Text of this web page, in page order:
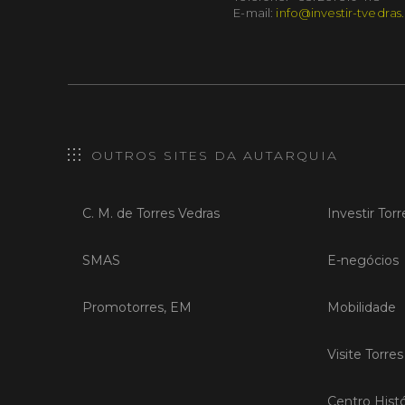
E-mail: info@investir-
OUTROS SITES DA AUTARQUIA
C. M. de Torres Vedras
SMAS
Promotorres, EM
Investir
E-negócios
Mobilidade
Visite
Centro